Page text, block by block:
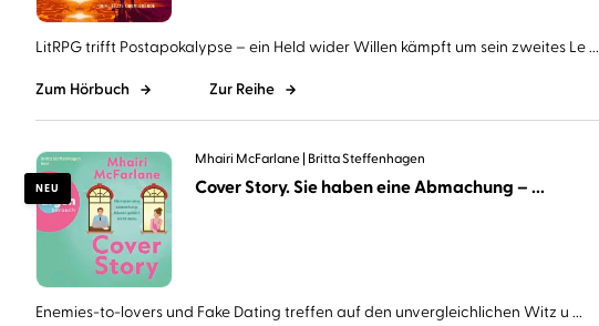
LitRPG trifft Postapokalypse – ein Held wider Willen kämpft um sein zweites Le ...
Zum Hörbuch Zur Reihe
NEU
Mhairi McFarlane Britta Steffenhagen
Cover Story. Sie haben eine Abmachung – ...
Enemies-to-lovers und Fake Dating treffen auf den unvergleichlichen Witz u ...